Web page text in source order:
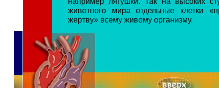
животного мира отдельные клетки
жертву» всему живому организму.